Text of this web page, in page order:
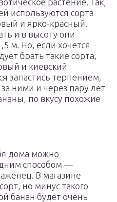
растение. Так,
используются сорта
и ярко-красный.
и в высоту они
м. Но, если хочется
брать такие сорта,
и киевский
запастись терпением,
ними и через пару лет
по вкусу похожие
дома можно
способом —
В магазине
но минус такого
банан будет очень